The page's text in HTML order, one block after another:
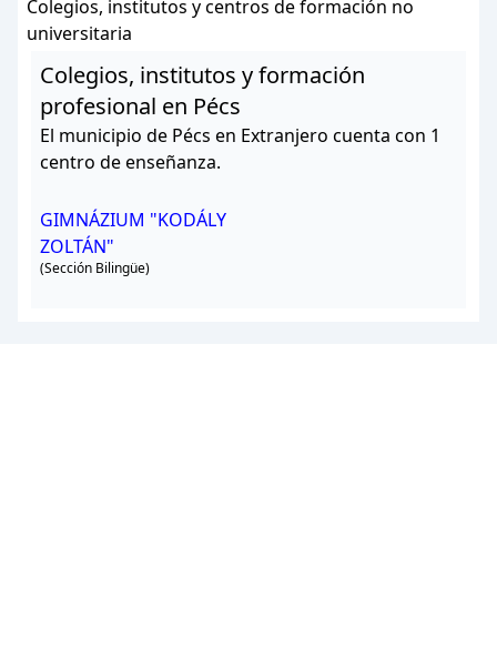
Colegios, institutos y centros de formación no
universitaria
Colegios, institutos y formación
profesional en Pécs
El municipio de Pécs en Extranjero cuenta con 1
centro de enseñanza.
GIMNÁZIUM "KODÁLY
ZOLTÁN"
(Sección Bilingüe)